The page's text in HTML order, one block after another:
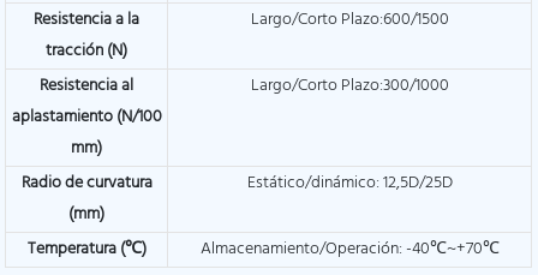
Resistencia a la
tracción (N)
Largo/Corto Plazo:600/1500
Resistencia al
aplastamiento (N/100
mm)
Largo/Corto Plazo:300/1000
Radio de curvatura
(mm)
Estático/dinámico: 12,5D/25D
Temperatura (℃)
Almacenamiento/Operación: -40℃~+70℃